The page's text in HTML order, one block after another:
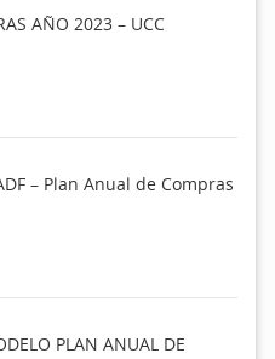
AÑO 2023 – UCC
– Plan Anual de Compras
PLAN ANUAL DE